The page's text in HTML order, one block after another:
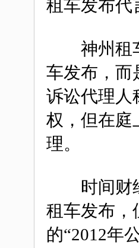
租车发布代
神州租车
车发布，而
诉讼代理人
权，但在庭
理。
时间财经
租车发布，
的“2012年